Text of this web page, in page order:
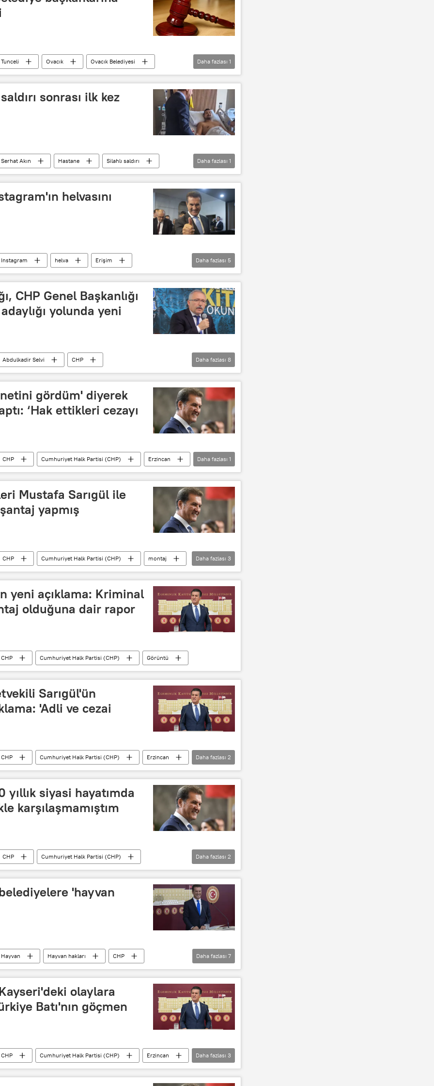
Tunceli Ovacık
Ovacık Belediyesi
Daha fazlası 1
sonrası ilk kez
Serhat Akın Hastane
Silahlı saldırı
Daha fazlası 1
helvasını
Instagram helva
Erişim
erişim yasağı Erişim sıkıntısı
CHP
Daha fazlası 5
CHP Genel Başkanlığı
yolunda yeni
Abdulkadir Selvi
CHP
Kaset kaset
Kaset komplosu
Daha fazlası 8
gördüm' diyerek
‘Hak ettikleri cezayı
CHP Cumhuriyet Halk Partisi (CHP)
Erzincan
Daha fazlası 1
Mustafa Sarıgül ile
yapmış
CHP Cumhuriyet Halk Partisi (CHP)
montaj
Hakan
Daha fazlası 3
yeni açıklama: Kriminal
olduğuna dair rapor
CHP Cumhuriyet Halk Partisi (CHP) Görüntü
Sarıgül'ün
'Adli ve cezai
CHP Cumhuriyet Halk Partisi (CHP)
Erzincan
Daha fazlası 2
yıllık siyasi hayatımda
karşılaşmamıştım
CHP
Cumhuriyet Halk Partisi (CHP)
Daha fazlası 2
'hayvan
Hayvan Hayvan hakları
CHP
Erzincan AK Parti Ötenazi
ötenazi
Daha fazlası 7
olaylara
Batı'nın göçmen
CHP Cumhuriyet Halk Partisi (CHP)
Erzincan
Daha fazlası 3